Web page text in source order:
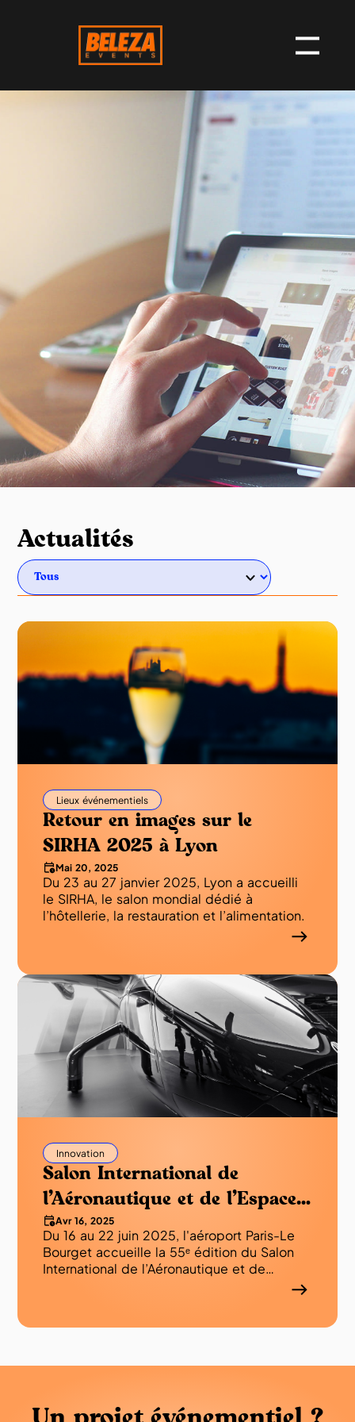
Actualités
Lieux événementiels
Retour en images sur le
SIRHA 2025 à Lyon
Mai 20, 2025
Du 23 au 27 janvier 2025, Lyon a accueilli
le SIRHA, le salon mondial dédié à
l’hôtellerie, la restauration et l’alimentation.
Innovation
Salon International de
l’Aéronautique et de l’Espace
2025 (SIAE) aussi connu sous
le nom Salon du Bourget
2025 ou encore PARIS AIR
c’est ?
Avr 16, 2025
Du 16 au 22 juin 2025, l'aéroport Paris-Le
Bourget accueille la 55ᵉ édition du Salon
International de l’Aéronautique et de